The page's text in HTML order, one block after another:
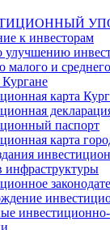
к инвесторам
улучшению
малого и
Кургане
карта
паспорт
карта
инфраструктуры